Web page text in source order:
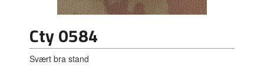
Cty 0584
Svært bra stand